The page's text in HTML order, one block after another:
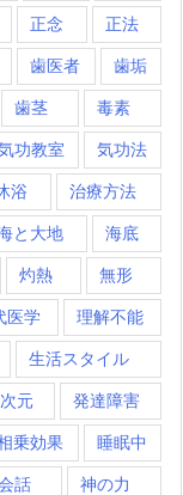
正念 正法
歯医者 歯垢
歯茎 毒素
功教室 気功法
浴 治療方法
と大地 海底
灼熱 無形
医学 理解不能
生活スタイル
元 発達障害
乗効果 睡眠中
話 神の力